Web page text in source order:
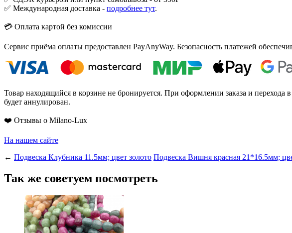
✅ Международная доставка - подробнее тут.
💳 Оплата картой без комиссии
Сервис приёма оплаты предоставлен PayAnyWay. Безопасность платежей
Товар находящийся в корзине не бронируется. При оформлении заказа и
будет аннулирован.
❤️ Отзывы о Milano-Lux
На нашем сайте
← Подвеска Клубника 11.5мм; цвет золото Подвеска Вишня красная 21*16.5мм;
Так же советуем посмотреть